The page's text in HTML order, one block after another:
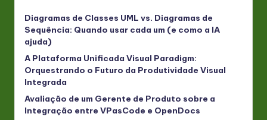
Diagramas de Classes UML vs. Diagramas de
Sequência: Quando usar cada um (e como a IA
ajuda)
A Plataforma Unificada Visual Paradigm:
Orquestrando o Futuro da Produtividade Visual
Integrada
Avaliação de um Gerente de Produto sobre a
Integração entre VPasCode e OpenDocs